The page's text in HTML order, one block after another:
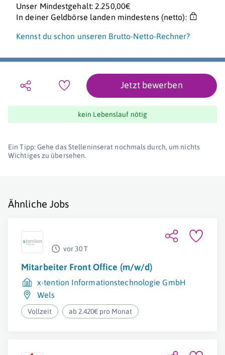
Unser Mindestgehalt: 2.250,00€
In deiner Geldbörse landen mindestens (netto):
Kennst du schon unseren Brutto-Netto-Rechner?
Jetzt bewerben
kein Lebenslauf nötig
Ein Tipp: Gehe das Stelleninserat nochmals durch, um nichts
Wichtiges zu übersehen.
Ähnliche Jobs
vor 30 T
Mitarbeiter Front Office (m/w/d)
x-tention Informationstechnologie GmbH
Wels
Vollzeit ab 2.420€ pro Monat